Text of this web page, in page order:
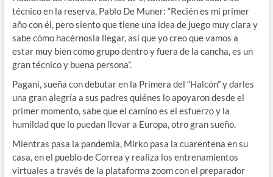
técnico en la reserva, Pablo De Muner: “Recién es mi primer
año con él, pero siento que tiene una idea de juego muy clara y
sabe cómo hacérnosla llegar, así que yo creo que vamos a
estar muy bien como grupo dentro y fuera de la cancha, es un
gran técnico y buena persona”.
Pagani, sueña con debutar en la Primera del “Halcón” y darles
una gran alegría a sus padres quiénes lo apoyaron desde el
primer momento, sabe que el camino es el esfuerzo y la
humildad que lo puedan llevar a Europa, otro gran sueño.
Mientras pasa la pandemia, Mirko pasa la cuarentena en su
casa, en el pueblo de Correa y realiza los entrenamientos
virtuales a través de la plataforma zoom con el preparador